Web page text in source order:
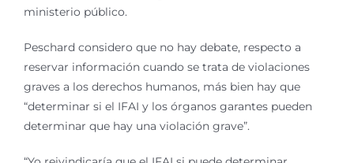
ministerio público.
Peschard considero que no hay debate, respecto a
reservar información cuando se trata de violaciones
graves a los derechos humanos, más bien hay que
“determinar si el IFAI y los órganos garantes pueden
determinar que hay una violación grave”.